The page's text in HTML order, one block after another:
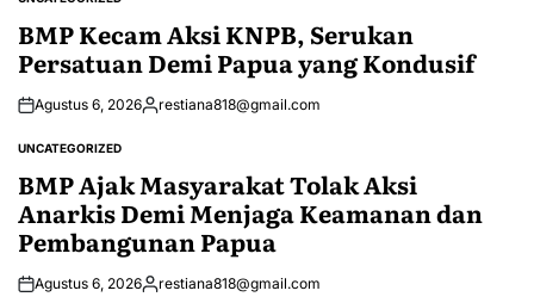
POSTED
BMP Kecam Aksi KNPB, Serukan
Persatuan Demi Papua yang Kondusif
Agustus 6, 2026Posted
restiana818@gmail.com
POSTED
UNCATEGORIZED
BMP Ajak Masyarakat Tolak Aksi
Anarkis Demi Menjaga Keamanan dan
Pembangunan Papua
Agustus 6, 2026Posted
restiana818@gmail.com